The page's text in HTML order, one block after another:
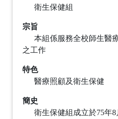
衛生保健組
宗旨
本組係服務全校師生醫
之工作
特色
醫療照顧及衛生保健
簡史
衛生保健組成立於75年8